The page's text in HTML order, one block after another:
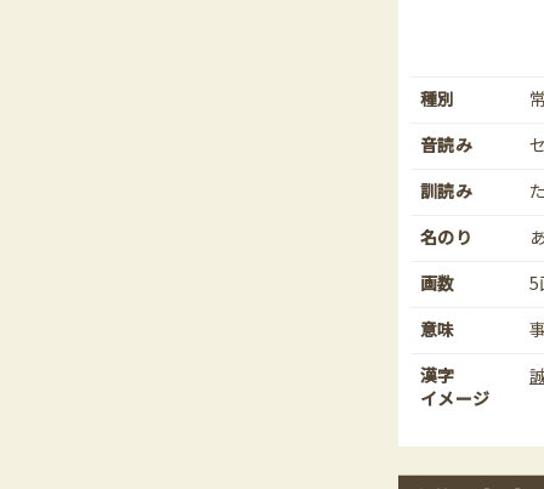
種別
音読み
訓読み
名のり
画数
5
意味
漢字
イメージ